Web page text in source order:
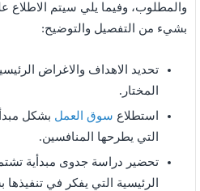
والمطلوب، وفيما يلي سيتم
بشيء من التفصيل والتوضيح:
تحديد الاهداف والاغراض
المختار.
استطلاع سوق العمل بشكل
التي يطرحها المنافسين.
تحضير دراسة جدوى مبدأية
الرئيسية التي يفكر في